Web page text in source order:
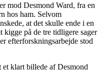
mod Desmond Ward, fra en
hos ham. Selvom
at det skulle ende i en
kigge på de tre tidligere sager
efterforskningsarbejde stod
klart billede af Desmond